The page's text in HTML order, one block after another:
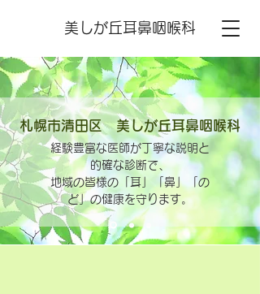
美しが丘耳鼻咽喉科
札幌市清田区 美しが丘耳鼻咽喉科
経験豊富な医師が丁寧な説明と
的確な診断で、
地域の皆様の「耳」「鼻」「の
ど」の健康を守ります。